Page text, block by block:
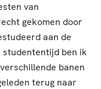
van
gekomen door
aan de
studententijd ben ik
banen
terug naar